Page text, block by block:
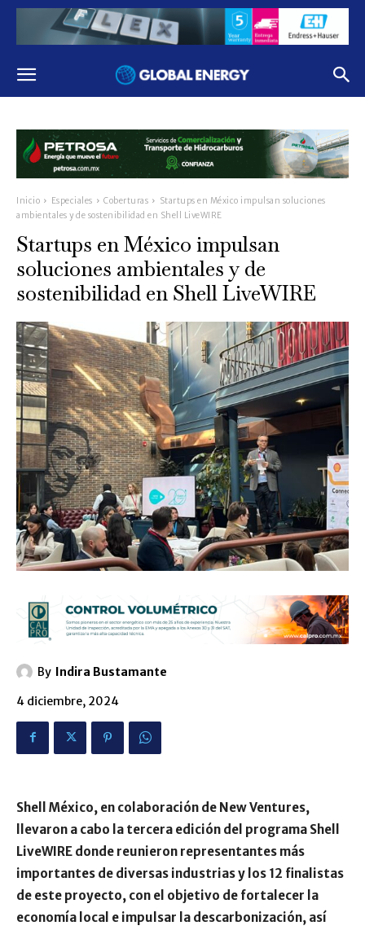
Inicio Especiales Coberturas
Startups en México impulsan soluciones
ambientales y de sostenibilidad en Shell LiveWIRE
Startups en México impulsan
soluciones ambientales y de
sostenibilidad en Shell LiveWIRE
By Indira Bustamante
4 diciembre, 2024
Shell México, en colaboración de New Ventures,
llevaron a cabo la tercera edición del programa Shell
LiveWIRE donde reunieron representantes más
importantes de diversas industrias y los 12 finalistas
de este proyecto, con el objetivo de fortalecer la
economía local e impulsar la descarbonización, así